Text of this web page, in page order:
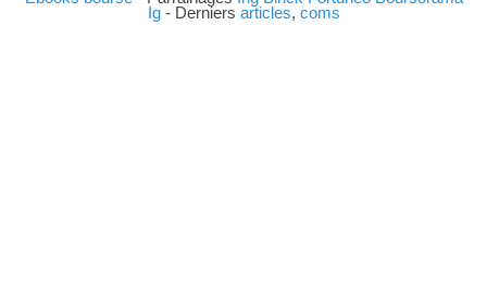
Ig- Derniers articles, coms